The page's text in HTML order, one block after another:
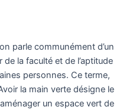
parle communément d’un
la faculté et de l’aptitude
personnes. Ce terme,
la main verte désigne le
un espace vert de